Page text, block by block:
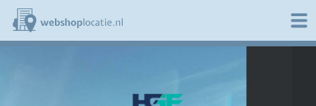
Overslaan
naar